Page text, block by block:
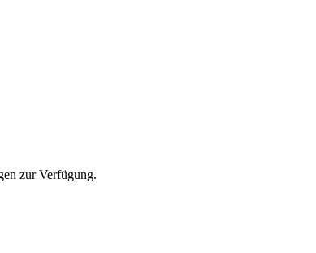
zur Verfügung.